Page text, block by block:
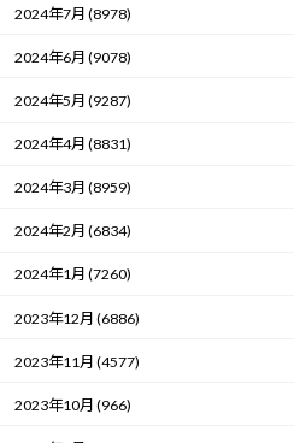
2024年7月 (8978)
2024年6月 (9078)
2024年5月 (9287)
2024年4月 (8831)
2024年3月 (8959)
2024年2月 (6834)
2024年1月 (7260)
2023年12月 (6886)
2023年11月 (4577)
2023年10月 (966)